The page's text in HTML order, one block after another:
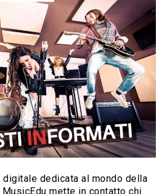
dedicata al mondo della
mette in contatto chi